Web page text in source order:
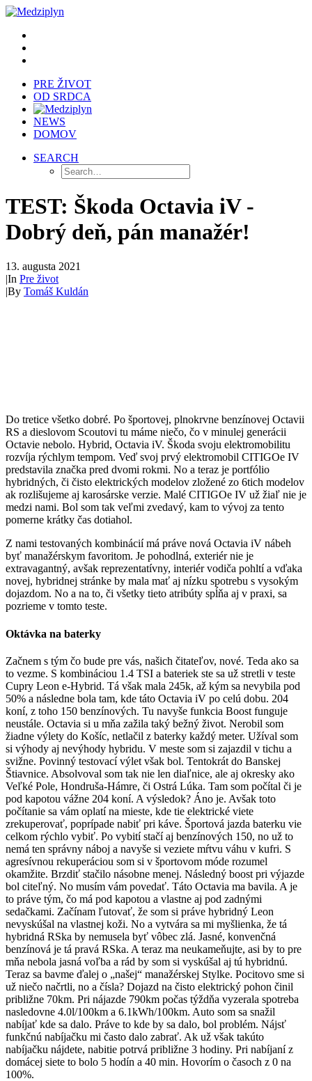
PRE ŽIVOT
OD SRDCA
NEWS
DOMOV
SEARCH
TEST: Škoda Octavia iV -
Dobrý deň, pán manažér!
13. augusta 2021
|In Pre život
|By Tomáš Kuldán
Do tretice všetko dobré. Po športovej, plnokrvne benzínovej Octavii
RS a dieslovom Scoutovi tu máme niečo, čo v minulej generácii
Octavie nebolo. Hybrid, Octavia iV. Škoda svoju elektromobilitu
rozvíja rýchlym tempom. Veď svoj prvý elektromobil CITIGOe IV
predstavila značka pred dvomi rokmi. No a teraz je portfólio
hybridných, či čisto elektrických modelov zložené zo 6tich modelov
ak rozlišujeme aj karosárske verzie. Malé CITIGOe IV už žiaľ nie je
medzi nami. Bol som tak veľmi zvedavý, kam to vývoj za tento
pomerne krátky čas dotiahol.
Z nami testovaných kombinácií má práve nová Octavia iV nábeh
byť manažérskym favoritom. Je pohodlná, exteriér nie je
extravagantný, avšak reprezentatívny, interiér vodiča pohltí a vďaka
novej, hybridnej stránke by mala mať aj nízku spotrebu s vysokým
dojazdom. No a na to, či všetky tieto atribúty spĺňa aj v praxi, sa
pozrieme v tomto teste.
Oktávka na baterky
Začnem s tým čo bude pre vás, našich čitateľov, nové. Teda ako sa
to vezme. S kombináciou 1.4 TSI a bateriek ste sa už stretli v teste
Cupry Leon e-Hybrid. Tá však mala 245k, až kým sa nevybila pod
50% a následne bola tam, kde táto Octavia iV po celú dobu. 204
koní, z toho 150 benzínových. Tu navyše funkcia Boost funguje
neustále. Octavia si u mňa zažila taký bežný život. Nerobil som
žiadne výlety do Košíc, netlačil z baterky každý meter. Užíval som
si výhody aj nevýhody hybridu. V meste som si zajazdil v tichu a
svižne. Povinný testovací výlet však bol. Tentokrát do Banskej
Štiavnice. Absolvoval som tak nie len diaľnice, ale aj okresky ako
Veľké Pole, Hondruša-Hámre, či Ostrá Lúka. Tam som počítal či je
pod kapotou vážne 204 koní. A výsledok? Áno je. Avšak toto
počítanie sa vám oplatí na mieste, kde tie elektrické viete
zrekuperovať, poprípade nabiť pri káve. Športová jazda baterku vie
celkom rýchlo vybiť. Po vybití stačí aj benzínových 150, no už to
nemá ten správny náboj a navyše si veziete mŕtvu váhu v kufri. S
agresívnou rekuperáciou som si v športovom móde rozumel
okamžite. Brzdiť stačilo násobne menej. Následný boost pri výjazde
bol citeľný. No musím vám povedať. Táto Octavia ma bavila. A je
to práve tým, čo má pod kapotou a vlastne aj pod zadnými
sedačkami. Začínam ľutovať, že som si práve hybridný Leon
nevyskúšal na vlastnej koži. No a vytvára sa mi myšlienka, že tá
hybridná RSka by nemusela byť vôbec zlá. Jasné, konvenčná
benzínová je tá pravá RSka. A teraz ma neukameňujte, asi by to pre
mňa nebola jasná voľba a rád by som si vyskúšal aj tú hybridnú.
Teraz sa bavme ďalej o „našej“ manažérskej Stylke. Pocitovo sme si
už niečo načrtli, no a čísla? Dojazd na čisto elektrický pohon činil
približne 70km. Pri nájazde 790km počas týždňa vyzerala spotreba
nasledovne 4.0l/100km a 6.1kWh/100km. Auto som sa snažil
nabíjať kde sa dalo. Práve to kde by sa dalo, bol problém. Nájsť
funkčnú nabíjačku mi často dalo zabrať. Ak už však takúto
nabíjačku nájdete, nabitie potrvá približne 3 hodiny. Pri nabíjaní z
domácej siete to bolo 5 hodín a 40 min. Hovorím o časoch z 0 na
100%.